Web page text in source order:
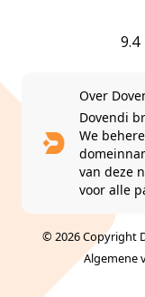
9.4
Over
Dovendi
We
van deze
voor alle
© 2026 Copyright
Algemene